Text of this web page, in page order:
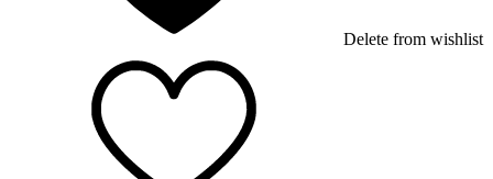
Delete from wishlist